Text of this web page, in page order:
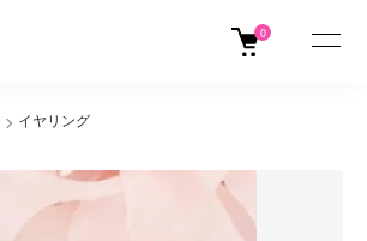
0
イヤリング